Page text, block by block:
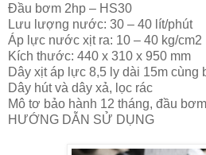
Đầu bơm 2hp – HS30
Lưu lượng nước: 30 – 40 lít/phút
Áp lực nước xịt ra: 10 – 40 kg/cm2
Kích thước: 440 x 310 x 950 mm
Dây xịt áp lực 8,5 ly dài 15m cùng
Dây hút và dây xả, lọc rác
Mô tơ bảo hành 12 tháng, đầu
HƯỚNG DẪN SỬ DỤNG